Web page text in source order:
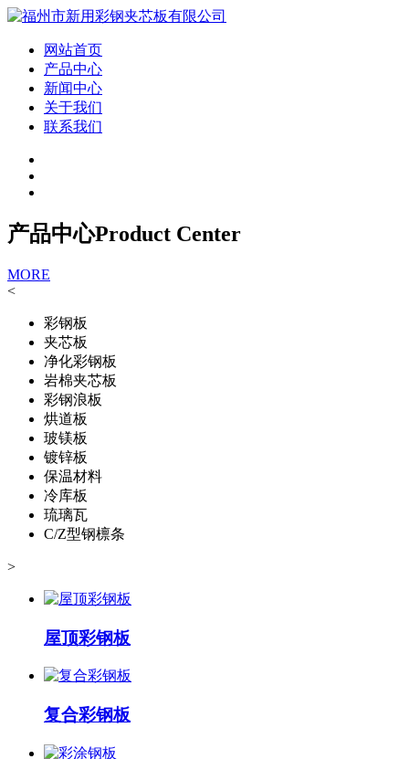
网站首页
产品中心
新闻中心
关于我们
联系我们
产品中心Product Center
MORE
<
彩钢板
夹芯板
净化彩钢板
岩棉夹芯板
彩钢浪板
烘道板
玻镁板
镀锌板
保温材料
冷库板
琉璃瓦
C/Z型钢檩条
>
屋顶彩钢板
复合彩钢板